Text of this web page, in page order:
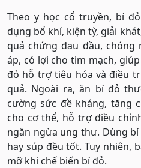
Theo y học cổ truyền, bí
dụng bổ khí, kiện tỳ, giải
quả chứng đau đầu,
áp, có lợi cho tim mạch,
đỏ hỗ trợ tiêu hóa và điều
quả. Ngoài ra, ăn bí đỏ
cường sức đề kháng, tăng
cho cơ thể, hỗ trợ điều
ngăn ngừa ung thư. Dùng
hay súp đều tốt. Tuy nhiên,
mỡ khi chế biến bí đỏ.